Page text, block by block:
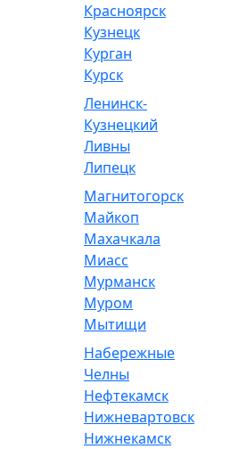
Красноярск
Кузнецк
Курган
Курск
Ленинск-
Кузнецкий
Ливны
Липецк
Магнитогорск
Майкоп
Махачкала
Миасс
Мурманск
Муром
Мытищи
Набережные
Челны
Нефтекамск
Нижневартовск
Нижнекамск